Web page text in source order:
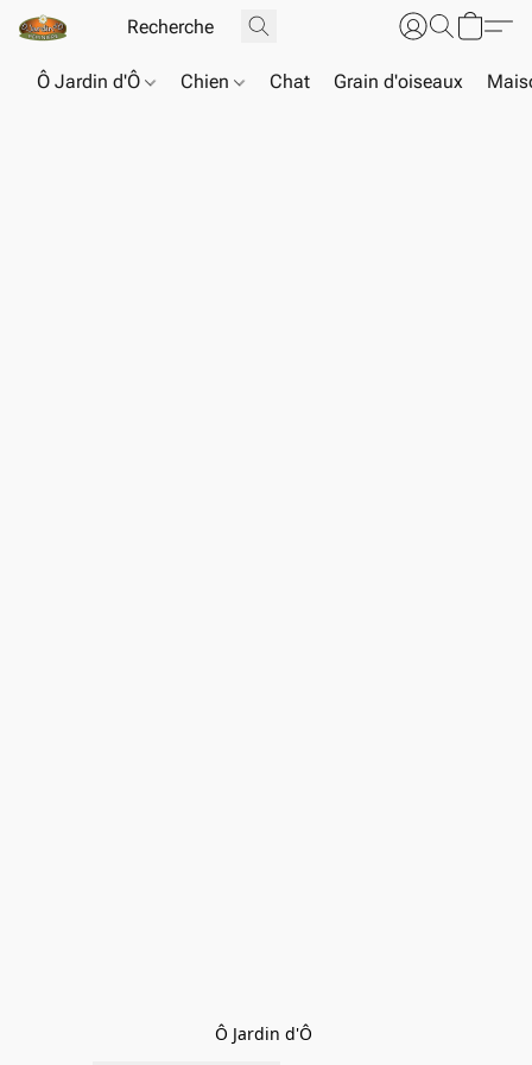
Ô Jardin d'Ô Chien Chat Grain d'oiseaux
Ô Jardin d'Ô